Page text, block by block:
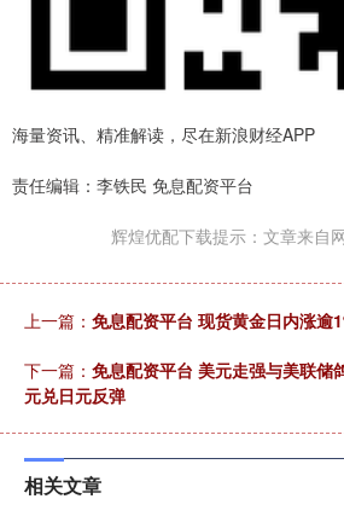
海量资讯、精准解读，尽在新浪财经APP
责任编辑：李铁民 免息配资平台
辉煌优配下载提示：文章来自
上一篇： 免息配资平台 现货黄金日内涨逾
下一篇： 免息配资平台 美元走强与美联储
元兑日元反弹
相关文章